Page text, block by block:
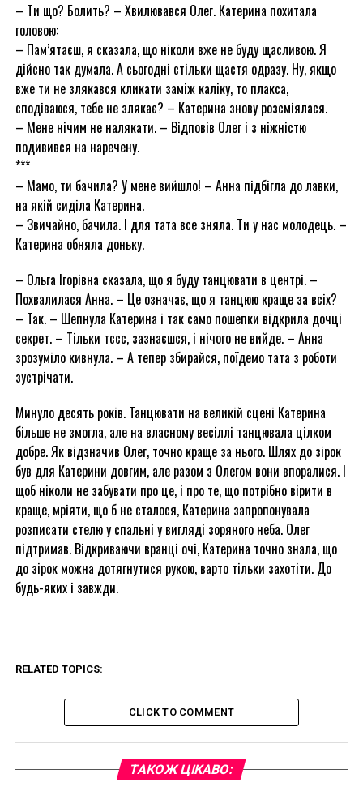
– Ти що? Болить? – Хвилювався Олег. Катерина похитала
головою:
– Пам’ятаєш, я сказала, що ніколи вже не буду щасливою. Я
дійсно так думала. А сьогодні стільки щастя одразу. Ну, якщо
вже ти не злякався кликати заміж каліку, то плакса,
сподіваюся, тебе не злякає? – Катерина знову розсміялася.
– Мене нічим не налякати. – Відповів Олег і з ніжністю
подивився на наречену.
***
– Мамо, ти бачила? У мене вийшло! – Анна підбігла до лавки,
на якій сиділа Катерина.
– Звичайно, бачила. І для тата все зняла. Ти у нас молодець. –
Катерина обняла доньку.
– Ольга Ігорівна сказала, що я буду танцювати в центрі. –
Похвалилася Анна. – Це означає, що я танцюю краще за всіх?
– Так. – Шепнула Катерина і так само пошепки відкрила дочці
секрет. – Тільки тссс, зазнаєшся, і нічого не вийде. – Анна
зрозуміло кивнула. – А тепер збирайся, поїдемо тата з роботи
зустрічати.
Минуло десять років. Танцювати на великій сцені Катерина
більше не змогла, але на власному весіллі танцювала цілком
добре. Як відзначив Олег, точно краще за нього. Шлях до зірок
був для Катерини довгим, але разом з Олегом вони впоралися. І
щоб ніколи не забувати про це, і про те, що потрібно вірити в
краще, мріяти, що б не сталося, Катерина запропонувала
розписати стелю у спальні у вигляді зоряного неба. Олег
підтримав. Відкриваючи вранці очі, Катерина точно знала, що
до зірок можна дотягнутися рукою, варто тільки захотіти. До
будь-яких і завжди.
RELATED TOPICS:
CLICK TO COMMENT
ТАКОЖ ЦІКАВО: